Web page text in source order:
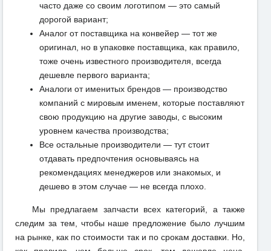
часто даже со своим логотипом — это самый
дорогой вариант;
Аналог от поставщика на конвейер — тот же
оригинал, но в упаковке поставщика, как правило,
тоже очень известного производителя, всегда
дешевле первого варианта;
Аналоги от именитых брендов — производство
компаний с мировым именем, которые поставляют
свою продукцию на другие заводы, с высоким
уровнем качества производства;
Все остальные производители — тут стоит
отдавать предпочтения основываясь на
рекомендациях менеджеров или знакомых, и
дешево в этом случае — не всегда плохо.
Мы предлагаем запчасти всех категорий, а также
следим за тем, чтобы наше предложение было лучшим
на рынке, как по стоимости так и по срокам доставки. Но,